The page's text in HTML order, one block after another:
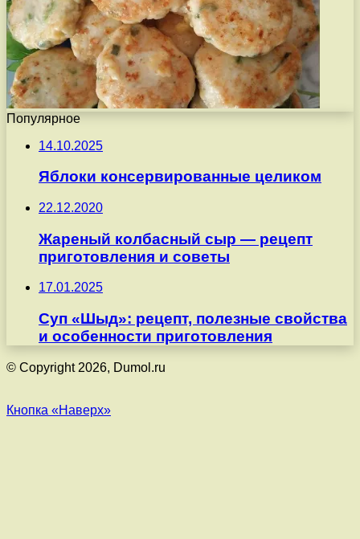
Популярное
14.10.2025
Яблоки консервированные целиком
22.12.2020
Жареный колбасный сыр — рецепт
приготовления и советы
17.01.2025
Суп «Шыд»: рецепт, полезные свойства
и особенности приготовления
© Copyright 2026, Dumol.ru
Кнопка «Наверх»